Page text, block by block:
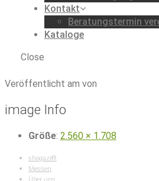
Kontakt
Beratungstermin
Kataloge
Close
Veröffentlicht am von
image Info
Größe: 2.560 × 1.708
shogazi®
Messen
Über uns